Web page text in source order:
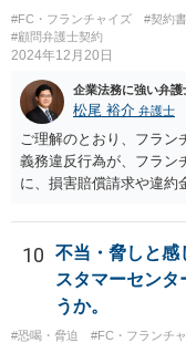
#FC・フランチャイズ #契約
#顧問弁護士契約
2024年12月20日
企業法務に強い弁護
松尾 裕介 弁護士
ご理解のとおり、フラ
義務違反行為が、フラン
に、損害賠償請求や違約
10
不当・脅しと感
スタマーセンタ
うか。
#恐喝・脅迫 #FC・フランチ